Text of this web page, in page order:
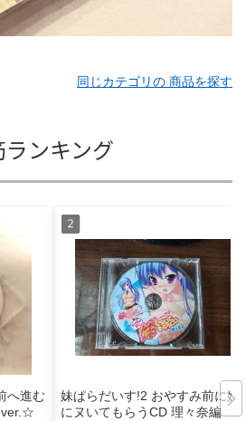
同じカテゴリの 商品を探す
ンキング
へ進む
ver.☆
妹ぱらだいす!2 おやすみ前に妹
にヌいてもらうCD 理々奈編